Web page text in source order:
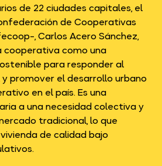
de 22 ciudades capitales, el
de Cooperativas
, Carlos Acero Sánchez,
cooperativa como una
para responder al
promover el desarrollo urbano
en el país. Es una
a una necesidad colectiva y
tradicional, lo que
de calidad bajo